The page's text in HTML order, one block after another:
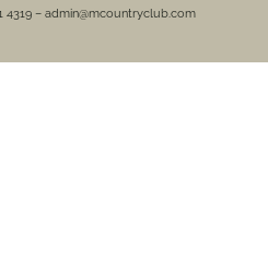
4319 – admin@mcountryclub.com